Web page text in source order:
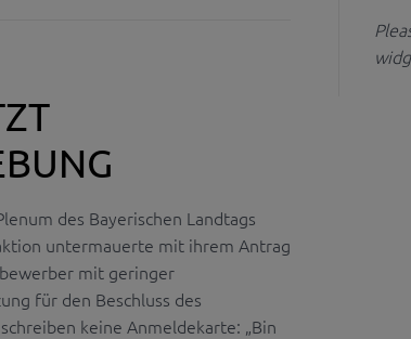
des Bayerischen Landtags
untermauerte mit ihrem Antrag
mit geringer
für den Beschluss des
keine Anmeldekarte: „Bin